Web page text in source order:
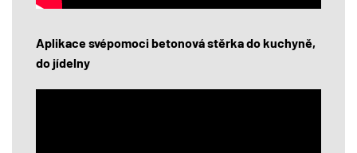
Aplikace svépomoci betonová stěrka do kuchyně,
do jídelny